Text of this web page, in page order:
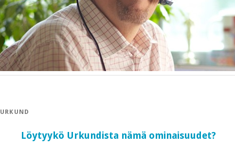
URKUND
Löytyykö Urkundista nämä ominaisuudet?